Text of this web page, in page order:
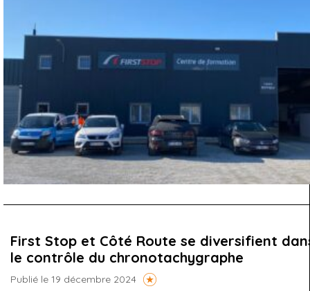
First Stop et Côté Route se diversifient
le contrôle du chronotachygraphe
Publié le 19 décembre 2024